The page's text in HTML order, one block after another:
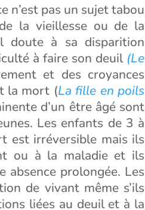
n’est pas un sujet tabou
la vieillesse ou de la
doute à sa disparition
à faire son deuil (Le
et des croyances
la mort (La fille en poils
d’un être âgé sont
Les enfants de 3 à
est irréversible mais ils
ou à la maladie et ils
absence prolongée. Les
de vivant même s’ils
liées au deuil et à la